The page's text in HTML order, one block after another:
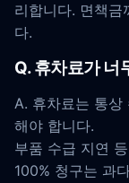
리합니다. 면책금
다.
Q. 휴차료가 너
A. 휴차료는 통상
해야 합니다.
부품 수급 지연
100% 청구는 과